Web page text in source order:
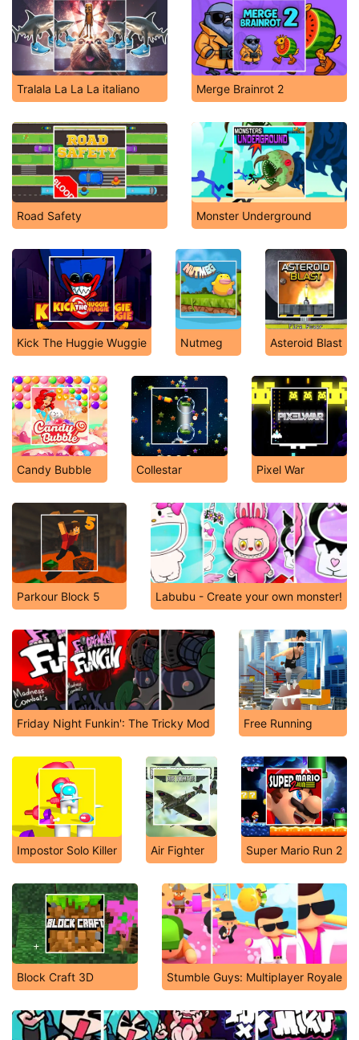
Tralala La La La italiano Merge Brainrot 2
Road Safety Monster Underground
Kick The Huggie Wuggie Nutmeg Asteroid Blast
Candy Bubble Collestar Pixel War
Parkour Block 5 Labubu - Create your own monster!
Friday Night Funkin': The Tricky Mod Free Running
Impostor Solo Killer Air Fighter Super Mario Run 2
Block Craft 3D Stumble Guys: Multiplayer Royale